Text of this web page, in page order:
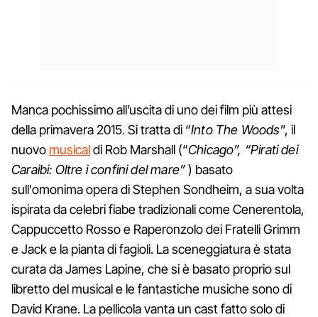
Manca pochissimo all’uscita di uno dei film più attesi
della primavera 2015. Si tratta di “Into The Woods”, il
nuovo musicaldi Rob Marshall (“Chicago”, “Pirati dei
Caraibi: Oltre i confini del mare”) basato
sull'omonima opera di Stephen Sondheim, a sua volta
ispirata da celebri fiabe tradizionali come Cenerentola,
Cappuccetto Rosso e Raperonzolo dei Fratelli Grimm
e Jack e la pianta di fagioli. La sceneggiatura è stata
curata da James Lapine, che si è basato proprio sul
libretto del musical e le fantastiche musiche sono di
David Krane. La pellicola vanta un cast fatto solo di